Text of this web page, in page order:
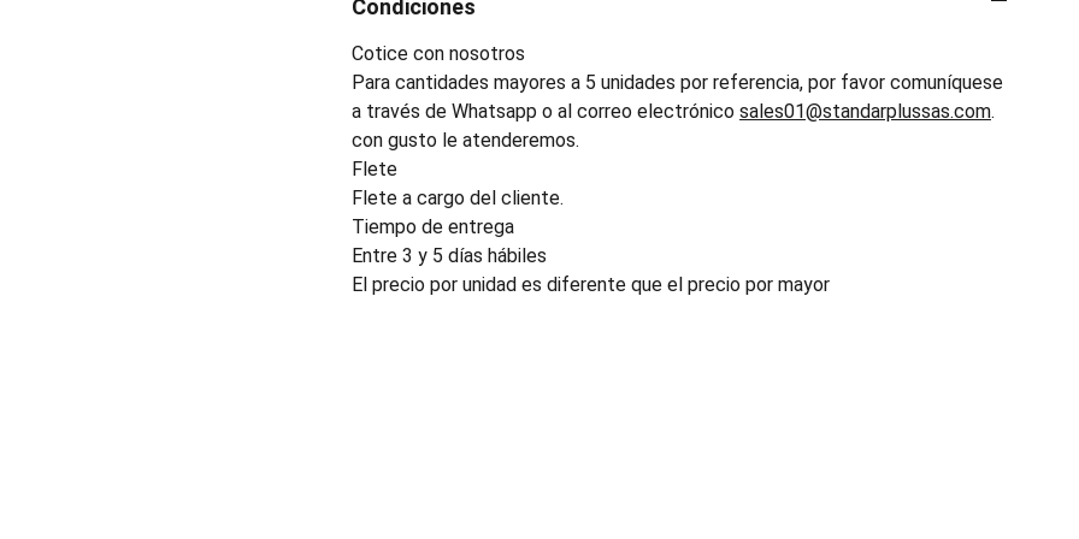
Condiciones
Cotice con nosotros
Para cantidades mayores a 5 unidades por referencia, por favor comuníquese
a través de Whatsapp o al correo electrónico sales01@standarplussas.com.
con gusto le atenderemos.
Flete
Flete a cargo del cliente.
Tiempo de entrega
Entre 3 y 5 días hábiles
El precio por unidad es diferente que el precio por mayor